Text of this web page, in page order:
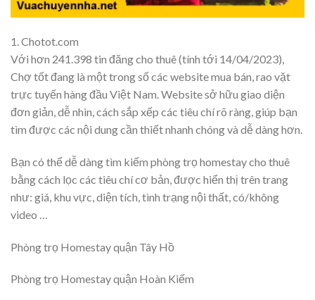
1. Chotot.com
Với hơn 241.398 tin đăng cho thuê (tính tới 14/04/2023),
Chợ tốt đang là một trong số các website mua bán, rao vặt
trực tuyến hàng đầu Việt Nam. Website sở hữu giao diện
đơn giản, dễ nhìn, cách sắp xếp các tiêu chí rõ ràng, giúp bạn
tìm được các nội dung cần thiết nhanh chóng và dễ dàng hơn.
Bạn có thể dễ dàng tìm kiếm phòng trọ homestay cho thuê
bằng cách lọc các tiêu chí cơ bản, được hiển thị trên trang
như: giá, khu vực, diện tích, tình trạng nội thất, có/không
video …
Phòng trọ Homestay quận Tây Hồ
Phòng trọ Homestay quận Hoàn Kiếm